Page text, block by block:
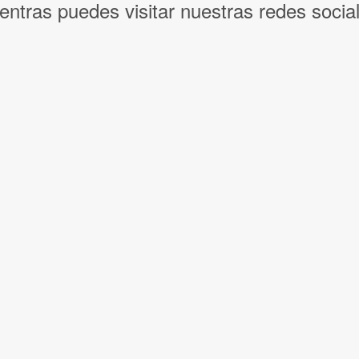
puedes visitar nuestras redes